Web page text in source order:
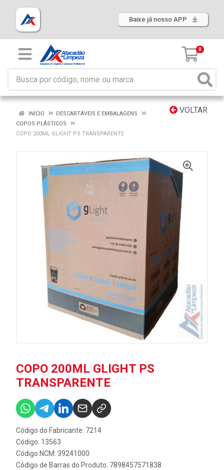
Baixe já nosso APP
0
VOLTAR
INÍCIO
DESCARTÁVEIS E EMBALAGENS
COPOS PLÁSTICOS
COPO 200ML GLIGHT PS TRANSPARENTE
COPO 200ML GLIGHT PS
TRANSPARENTE
Código do Fabricante: 7214
Código: 13563
Código NCM: 39241000
Código de Barras do Produto: 7898457571838